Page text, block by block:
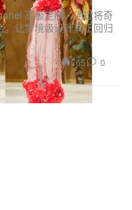
高级定制，通过将奇
让梦境级设计真正回归
765 0